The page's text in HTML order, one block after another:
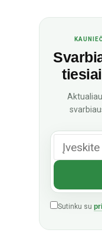
Sutinku su